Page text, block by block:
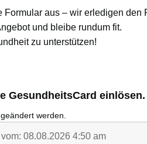
aus – wir erledigen den
und bleibe rundum fit.
zu unterstützen!
GesundheitsCard einlösen.
werden.